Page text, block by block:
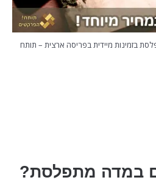
בזמינות מיידית בפריסה ארצית – תותח
במדה מתפלסת?